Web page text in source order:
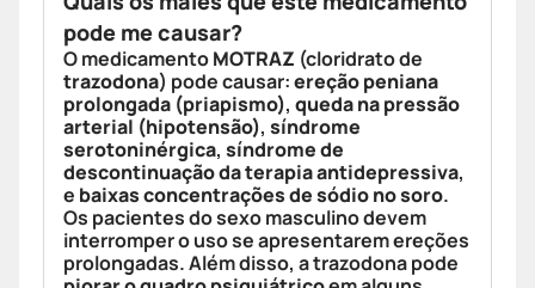
pode me causar?
O medicamentoMOTRAZ (cloridrato de
trazodona) pode causar:ereção peniana
prolongada (priapismo), queda na pressão
arterial (hipotensão), síndrome
serotoninérgica, síndrome de
descontinuação da terapia antidepressiva,
e baixas concentrações de sódio no soro.
Os pacientes do sexo masculino devem
interromper o uso se apresentarem ereções
prolongadas. Além disso, a trazodona pode